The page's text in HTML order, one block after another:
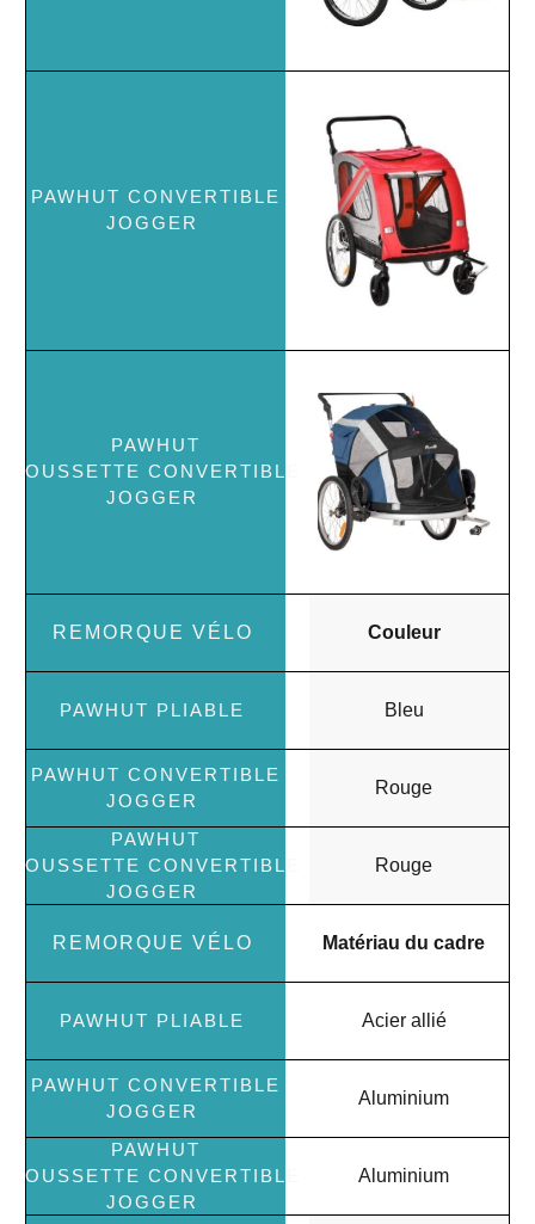
Couleur
Bleu
Rouge
Rouge
Matériau du cadre
Acier allié
Aluminium
Aluminium